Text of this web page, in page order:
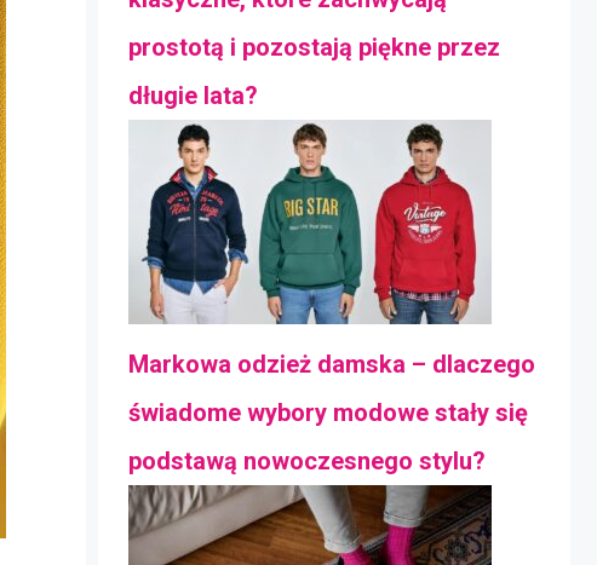
prostotą i pozostają piękne przez
długie lata?
Markowa odzież damska – dlaczego
świadome wybory modowe stały się
podstawą nowoczesnego stylu?